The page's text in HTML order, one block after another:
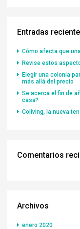
Entradas
Cómo afecta que
Revise estos
Elegir una colonia
más allá del precio
Se acerca el fin de
casa?
Coliving, la nueva
Comentarios
Archivos
enero 2020